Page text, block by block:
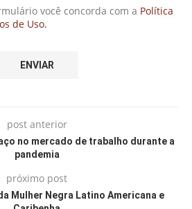
você concorda com a Política
de Uso.
post anterior
no mercado de trabalho durante a
pandemia
próximo post
Mulher Negra Latino Americana e